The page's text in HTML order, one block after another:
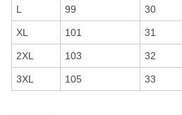
L 99 30
XL 101 31
2XL 103 32
3XL 105 33